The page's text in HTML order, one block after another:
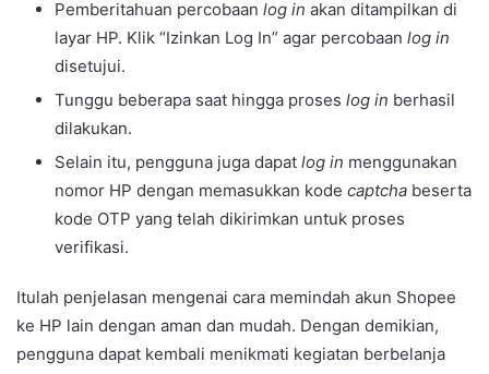
Pemberitahuan percobaan log in akan ditampilkan di
layar HP. Klik “Izinkan Log In” agar percobaan log in
disetujui.
Tunggu beberapa saat hingga proses log in berhasil
dilakukan.
Selain itu, pengguna juga dapat log in menggunakan
nomor HP dengan memasukkan kode captcha beserta
kode OTP yang telah dikirimkan untuk proses
verifikasi.
Itulah penjelasan mengenai cara memindah akun Shopee
ke HP lain dengan aman dan mudah. Dengan demikian,
pengguna dapat kembali menikmati kegiatan berbelanja